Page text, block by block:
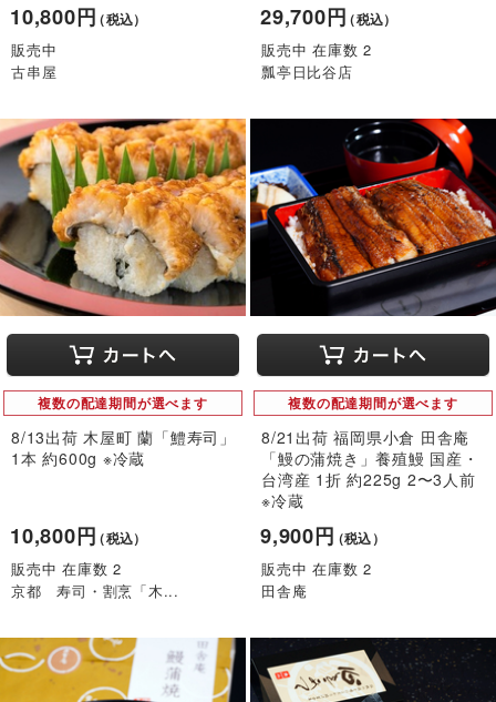
10,800円（税込）
販売中
古串屋
29,700円（税込）
販売中 在庫数 2
瓢亭日比谷店
複数の配達期間が選べます
8/13出荷 木屋町 蘭「鱧寿司」
1本 約600g ※冷蔵
10,800円（税込）
販売中 在庫数 2
京都 寿司・割烹「木...
複数の配達期間が選べます
8/21出荷 福岡県小倉 田舎庵
「鰻の蒲焼き」養殖鰻 国産・
台湾産 1折 約225g 2〜3人前
※冷蔵
9,900円（税込）
販売中 在庫数 2
田舎庵